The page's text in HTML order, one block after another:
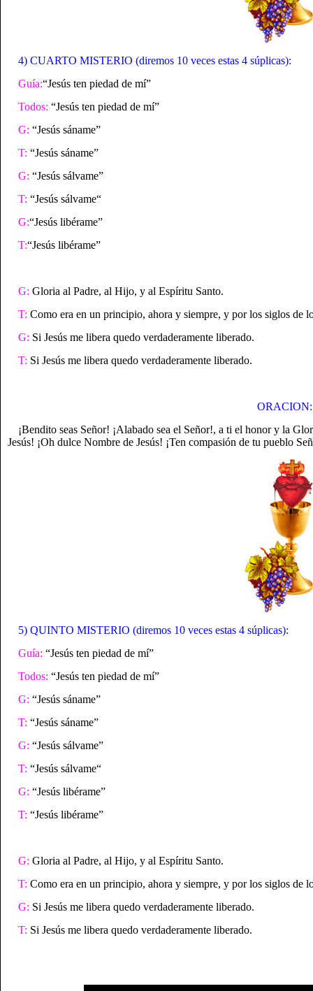
4) CUARTO MISTERIO (diremos 10 veces estas 4 súplicas):
Guía:“Jesús ten piedad de mí”
Todos: “Jesús ten piedad de mí”
G: “Jesús sáname”
T: “Jesús sáname”
G: “Jesús sálvame”
T: “Jesús sálvame“
G:“Jesús libérame”
T:“Jesús libérame”
G: Gloria al Padre, al Hijo, y al Espíritu Santo.
T: Como era en un principio, ahora y siempre, y por los siglos de
G: Si Jesús me libera quedo verdaderamente liberado.
T: Si Jesús me libera quedo verdaderamente liberado.
ORACION:
¡Bendito seas Señor! ¡Alabado sea el Señor!, a ti el honor y la
Jesús! ¡Oh dulce Nombre de Jesús! ¡Ten compasión de tu pueblo
5) QUINTO MISTERIO (diremos 10 veces estas 4 súplicas):
Guía: “Jesús ten piedad de mí”
Todos: “Jesús ten piedad de mí”
G: “Jesús sáname”
T: “Jesús sáname”
G: “Jesús sálvame”
T: “Jesús sálvame“
G: “Jesús libérame”
T: “Jesús libérame”
G: Gloria al Padre, al Hijo, y al Espíritu Santo.
T: Como era en un principio, ahora y siempre, y por los siglos de
G: Si Jesús me libera quedo verdaderamente liberado.
T: Si Jesús me libera quedo verdaderamente liberado.